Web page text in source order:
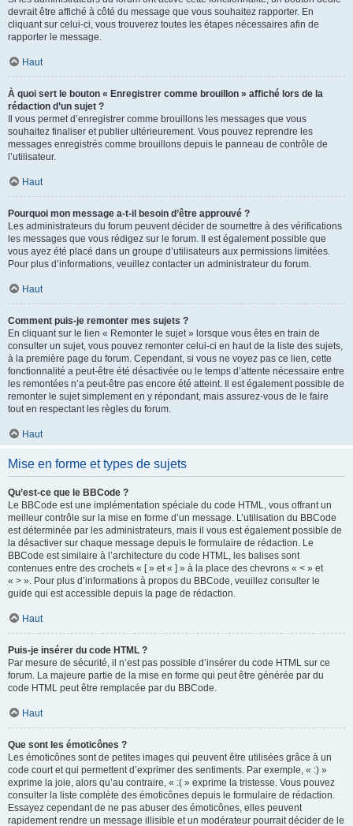
devrait être affiché à côté du message que vous souhaitez rapporter. En
cliquant sur celui-ci, vous trouverez toutes les étapes nécessaires afin de
rapporter le message.
Haut
À quoi sert le bouton « Enregistrer comme brouillon » affiché lors de la
rédaction d’un sujet ?
Il vous permet d’enregistrer comme brouillons les messages que vous
souhaitez finaliser et publier ultérieurement. Vous pouvez reprendre les
messages enregistrés comme brouillons depuis le panneau de contrôle de
l’utilisateur.
Haut
Pourquoi mon message a-t-il besoin d’être approuvé ?
Les administrateurs du forum peuvent décider de soumettre à des vérifications
les messages que vous rédigez sur le forum. Il est également possible que
vous ayez été placé dans un groupe d’utilisateurs aux permissions limitées.
Pour plus d’informations, veuillez contacter un administrateur du forum.
Haut
Comment puis-je remonter mes sujets ?
En cliquant sur le lien « Remonter le sujet » lorsque vous êtes en train de
consulter un sujet, vous pouvez remonter celui-ci en haut de la liste des sujets,
à la première page du forum. Cependant, si vous ne voyez pas ce lien, cette
fonctionnalité a peut-être été désactivée ou le temps d’attente nécessaire entre
les remontées n’a peut-être pas encore été atteint. Il est également possible de
remonter le sujet simplement en y répondant, mais assurez-vous de le faire
tout en respectant les règles du forum.
Haut
Mise en forme et types de sujets
Qu’est-ce que le BBCode ?
Le BBCode est une implémentation spéciale du code HTML, vous offrant un
meilleur contrôle sur la mise en forme d’un message. L’utilisation du BBCode
est déterminée par les administrateurs, mais il vous est également possible de
la désactiver sur chaque message depuis le formulaire de rédaction. Le
BBCode est similaire à l’architecture du code HTML, les balises sont
contenues entre des crochets « [ » et « ] » à la place des chevrons « < » et
« > ». Pour plus d’informations à propos du BBCode, veuillez consulter le
guide qui est accessible depuis la page de rédaction.
Haut
Puis-je insérer du code HTML ?
Par mesure de sécurité, il n’est pas possible d’insérer du code HTML sur ce
forum. La majeure partie de la mise en forme qui peut être générée par du
code HTML peut être remplacée par du BBCode.
Haut
Que sont les émoticônes ?
Les émoticônes sont de petites images qui peuvent être utilisées grâce à un
code court et qui permettent d’exprimer des sentiments. Par exemple, « :) »
exprime la joie, alors qu’au contraire, « :( » exprime la tristesse. Vous pouvez
consulter la liste complète des émoticônes depuis le formulaire de rédaction.
Essayez cependant de ne pas abuser des émoticônes, elles peuvent
rapidement rendre un message illisible et un modérateur pourrait décider de le